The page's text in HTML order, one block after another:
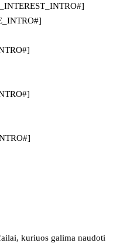
kuriuos galima naudoti